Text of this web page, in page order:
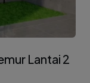
Lantai 2